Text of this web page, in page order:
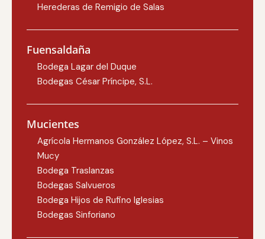
Herederas de Remigio de Salas
Fuensaldaña
Bodega Lagar del Duque
Bodegas César Príncipe, S.L.
Mucientes
Agrícola Hermanos González López, S.L. – Vinos
Mucy
Bodega Traslanzas
Bodegas Salvueros
Bodega Hijos de Rufino Iglesias
Bodegas Sinforiano